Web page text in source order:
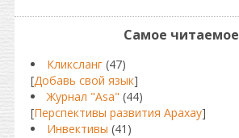
Самое читаемое
Кликсланг (47)
[Добавь свой язык]
Журнал "Asa" (44)
[Перспективы развития Арахау]
Инвективы (41)